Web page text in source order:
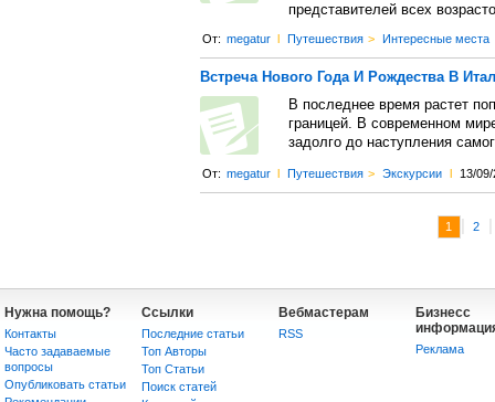
представителей всех
От: megatur l Путешествия > Интересные места
Встреча Нового Года И Рождества В
В последнее время растет
границей. В современном
задолго до наступления
От: megatur l Путешествия > Экскурсии l 13/
1 2
Нужна помощь?
Контакты
Часто задаваемые
вопросы
Опубликовать статьи
Ссылки
Последние статьи
Топ Авторы
Топ Статьи
Поиск статей
Вебмастерам
RSS
Бизнесс
Реклама